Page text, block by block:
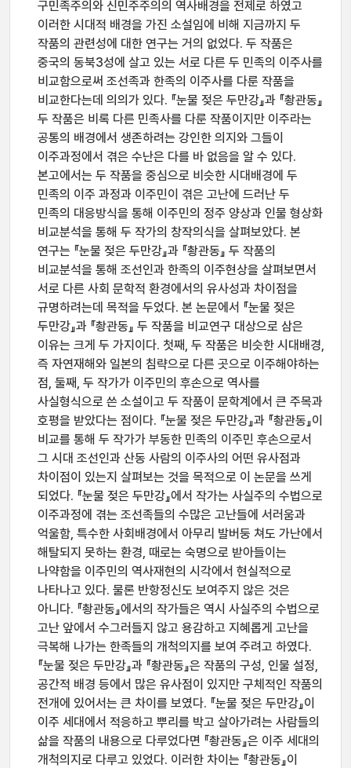
구민족주의와 신민주주의의 역사배경을 전제로 하였고
이러한 시대적 배경을 가진 소설임에 비해 지금까지 두
작품의 관련성에 대한 연구는 거의 없었다. 두 작품은
중국의 동북3성에 살고 있는 서로 다른 두 민족의 이주사를
비교함으로써 조선족과 한족의 이주사를 다룬 작품을
비교한다는데 의의가 있다. 『눈물 젖은 두만강』과 『촹관동』
두 작품은 비록 다른 민족사를 다룬 작품이지만 이주라는
공통의 배경에서 생존하려는 강인한 의지와 그들이
이주과정에서 겪은 수난은 다를 바 없음을 알 수 있다.
본고에서는 두 작품을 중심으로 비슷한 시대배경에 두
민족의 이주 과정과 이주민이 겪은 고난에 드러난 두
민족의 대응방식을 통해 이주민의 정주 양상과 인물 형상화
비교분석을 통해 두 작가의 창작의식을 살펴보았다. 본
연구는 『눈물 젖은 두만강』과 『촹관동』 두 작품의
비교분석을 통해 조선인과 한족의 이주현상을 살펴보면서
서로 다른 사회 문학적 환경에서의 유사성과 차이점을
규명하려는데 목적을 두었다. 본 논문에서 『눈물 젖은
두만강』과 『촹관동』 두 작품을 비교연구 대상으로 삼은
이유는 크게 두 가지이다. 첫째, 두 작품은 비슷한 시대배경,
즉 자연재해와 일본의 침략으로 다른 곳으로 이주해야하는
점, 둘째, 두 작가가 이주민의 후손으로 역사를
사실형식으로 쓴 소설이고 두 작품이 문학계에서 큰 주목과
호평을 받았다는 점이다. 『눈물 젖은 두만강』과 『촹관동』이
비교를 통해 두 작가가 부동한 민족의 이주민 후손으로서
그 시대 조선인과 산동 사람의 이주사의 어떤 유사점과
차이점이 있는지 살펴보는 것을 목적으로 이 논문을 쓰게
되었다. 『눈물 젖은 두만강』에서 작가는 사실주의 수법으로
이주과정에 겪는 조선족들의 수많은 고난들에 서러움과
억울함, 특수한 사회배경에서 아무리 발버둥 쳐도 가난에서
해탈되지 못하는 환경, 때로는 숙명으로 받아들이는
나약함을 이주민의 역사재현의 시각에서 현실적으로
나타나고 있다. 물론 반항정신도 보여주지 않은 것은
아니다. 『촹관동』에서의 작가들은 역시 사실주의 수법으로
고난 앞에서 수그러들지 않고 용감하고 지혜롭게 고난을
극복해 나가는 한족들의 개척의지를 보여 주려고 하였다.
『눈물 젖은 두만강』과 『촹관동』은 작품의 구성, 인물 설정,
공간적 배경 등에서 많은 유사점이 있지만 구체적인 작품의
전개에 있어서는 큰 차이를 보였다. 『눈물 젖은 두만강』이
이주 세대에서 적응하고 뿌리를 박고 살아가려는 사람들의
삶을 작품의 내용으로 다루었다면 『촹관동』은 이주 세대의
개척의지로 다루고 있었다. 이러한 차이는 『촹관동』이